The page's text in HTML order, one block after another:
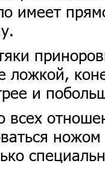
имеет
и
всех